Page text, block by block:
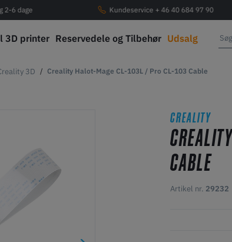
2-6 dage Kundeservice + 46 40 684 97 90
3D printer Reservedele og Tilbehør Udsalg
3D Creality Halot-Mage CL-103L / Pro CL-103 Cable
CREALITY
CABLE
Artikel nr. 29232